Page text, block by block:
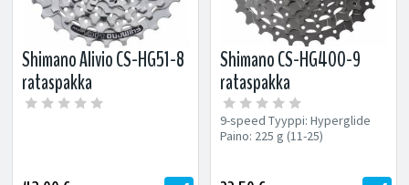
Shimano Alivio CS-HG51-8
rataspakka
Shimano CS-HG400-9
rataspakka
9-speed Tyyppi: Hyperglide
Paino: 225 g (11-25)